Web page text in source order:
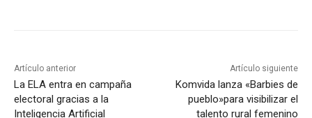
Artículo anterior
La ELA entra en campaña
electoral gracias a la
Inteligencia Artificial
Artículo siguiente
Komvida lanza «Barbies de
pueblo»para visibilizar el
talento rural femenino